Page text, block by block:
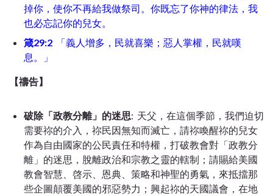
掉你，使你不再給我做祭司。你既忘了你神的律法，我
也必忘記你的兒女。
箴29:2 「義人增多，民就喜樂；惡人掌權，民就嘆
息。」
【禱告】
破除「政教分離」的迷思: 天父，在這個季節，我們迫切
需要祢的介入，祢民因無知而滅亡，請祢喚醒祢的兒女
作為自由國家的公民責任和特權，打破教會對「政教分
離」的迷思，脫離政治和宗教之靈的轄制；請賜給美國
教會智慧、啓示、恩典、策略和神聖的勇氣，來抵擋那
些企圖顛覆美國的邪惡勢力；興起祢的天國議會，在地